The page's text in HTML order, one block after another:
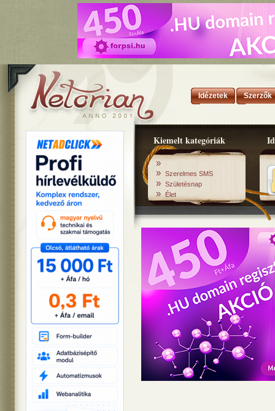
Idézetek Szerzők
Kiemelt kategóriák
»
» Szerelmes SMS
» Születésnap
» Élet